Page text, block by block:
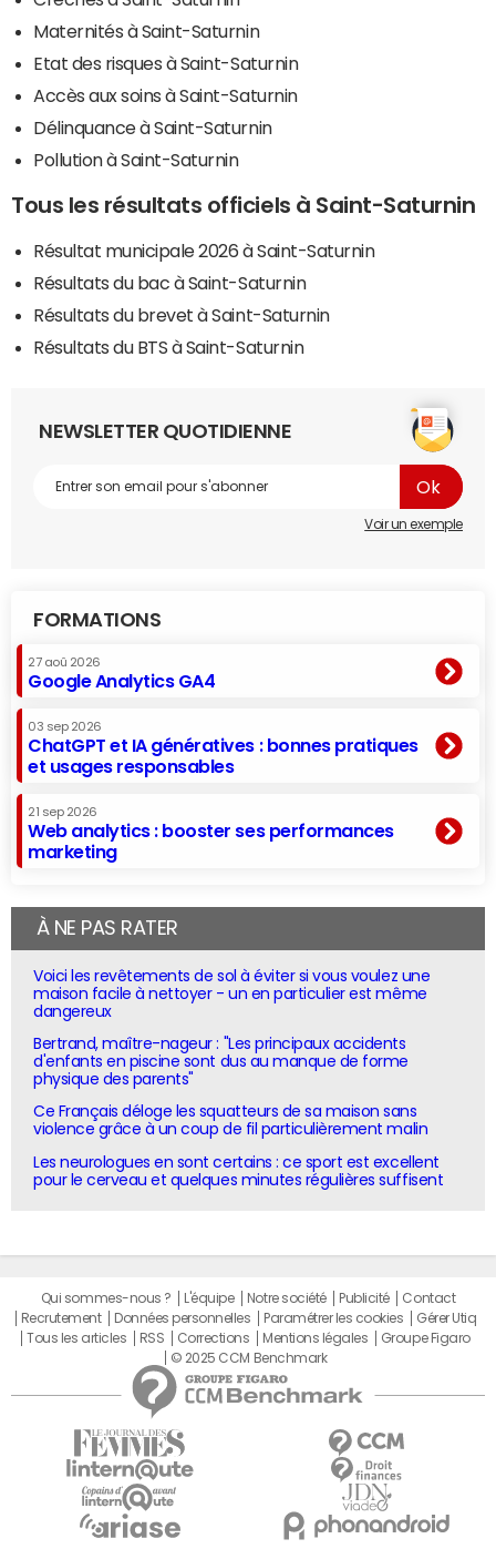
Maternités à Saint-Saturnin
Etat des risques à Saint-Saturnin
Accès aux soins à Saint-Saturnin
Délinquance à Saint-Saturnin
Pollution à Saint-Saturnin
Tous les résultats officiels à Saint-Saturnin
Résultat municipale 2026 à Saint-Saturnin
Résultats du bac à Saint-Saturnin
Résultats du brevet à Saint-Saturnin
Résultats du BTS à Saint-Saturnin
NEWSLETTER QUOTIDIENNE
Voir un exemple
FORMATIONS
27 aoû 2026
Google Analytics GA4
03 sep 2026
ChatGPT et IA génératives : bonnes pratiques
et usages responsables
21 sep 2026
Web analytics : booster ses performances
marketing
À NE PAS RATER
Voici les revêtements de sol à éviter si vous voulez une
maison facile à nettoyer - un en particulier est même
dangereux
Bertrand, maître-nageur : "Les principaux accidents
d'enfants en piscine sont dus au manque de forme
physique des parents"
Ce Français déloge les squatteurs de sa maison sans
violence grâce à un coup de fil particulièrement malin
Les neurologues en sont certains : ce sport est excellent
pour le cerveau et quelques minutes régulières suffisent
Qui sommes-nous ? L'équipe Notre société Publicité
Contact
Recrutement
Données personnelles Paramétrer les cookies
Gérer Utiq
Tous les articles
RSS Corrections Mentions légales
Groupe Figaro
© 2025 CCM Benchmark